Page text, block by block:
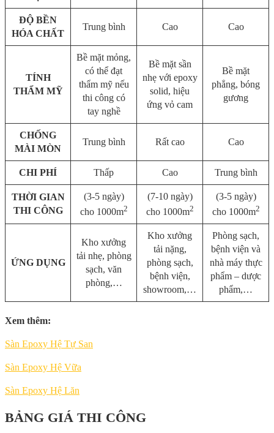
ĐỘ BỀN
HÓA CHẤT
Trung bình Cao Cao
TÍNH
THẨM MỸ
Bề mặt mỏng,
có thể đạt
thẩm mỹ nếu
thi công có
tay nghề
Bề mặt sần
nhẹ với epoxy
solid, hiệu
ứng vỏ cam
Bề mặt
phẳng, bóng
gương
CHỐNG
MÀI MÒN
Trung bình Rất cao Cao
CHI PHÍ Thấp Cao Trung bình
THỜI GIAN
THI CÔNG
(3-5 ngày)
cho 1000m2
(7-10 ngày)
cho 1000m2
(3-5 ngày)
cho 1000m2
ỨNG DỤNG
Kho xưởng
tải nhẹ, phòng
sạch, văn
phòng,…
Kho xưởng
tải nặng,
phòng sạch,
bệnh viện,
showroom,…
Phòng sạch,
bệnh viện và
nhà máy thực
phẩm – dược
phẩm,…
Xem thêm:
Sàn Epoxy Hệ Tự San
Sàn Epoxy Hệ Vữa
Sàn Epoxy Hệ Lăn
BẢNG GIÁ THI CÔNG